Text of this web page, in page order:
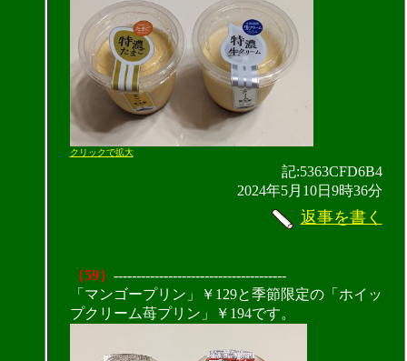
クリックで拡大
記:5363CFD6B4
2024年5月10日9時36分
返事を書く
（59） --------------------------------------
「マンゴープリン」￥129と季節限定の「ホイッ
プクリーム苺プリン」￥194です。